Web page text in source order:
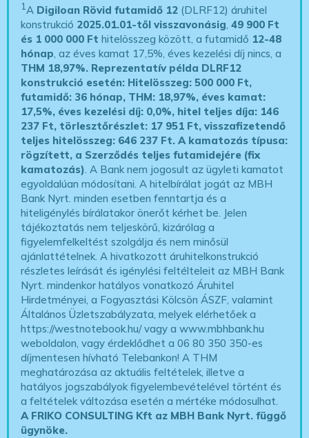
1A Digiloan Rövid futamidő 12 (DLRF12) áruhitel
konstrukció 2025.01.01-től visszavonásig,49 900 Ft
és 1 000 000 Ft hitelösszeg között, a futamidő 12-48
hónap, az éves kamat 17,5%, éves kezelési díj nincs, a
THM 18,97%. Reprezentatív példa DLRF12
konstrukció esetén: Hitelösszeg: 500 000 Ft,
futamidő: 36 hónap, THM: 18,97%, éves kamat:
17,5%, éves kezelési díj: 0,0%, hitel teljes díja: 146
237 Ft, törlesztőrészlet: 17 951 Ft, visszafizetendő
teljes hitelösszeg: 646 237 Ft.A kamatozás típusa:
rögzített, a Szerződés teljes futamidejére (fix
kamatozás). A Bank nem jogosult az ügyleti kamatot
egyoldalúan módosítani. A hitelbírálat jogát az MBH
Bank Nyrt. minden esetben fenntartja és a
hiteligénylés bírálatakor önerőt kérhet be. Jelen
tájékoztatás nem teljeskörű, kizárólag a
figyelemfelkeltést szolgálja és nem minősül
ajánlattételnek. A hivatkozott áruhitelkonstrukció
részletes leírását és igénylési feltélteleit az MBH Bank
Nyrt. mindenkor hatályos vonatkozó Áruhitel
Hirdetményei, a Fogyasztási Kölcsön ÁSZF, valamint
Általános Üzletszabályzata, melyek elérhetőek a
https://westnotebook.hu/vagy a www.mbhbank.hu
weboldalon, vagy érdeklődhet a 06 80 350 350-es
díjmentesen hívható Telebankon! A THM
meghatározása az aktuális feltételek, illetve a
hatályos jogszabályok figyelembevételével történt és
a feltételek változása esetén a mértéke módosulhat.
A FRIKO CONSULTING Kft az MBH Bank Nyrt. függő
ügynöke.